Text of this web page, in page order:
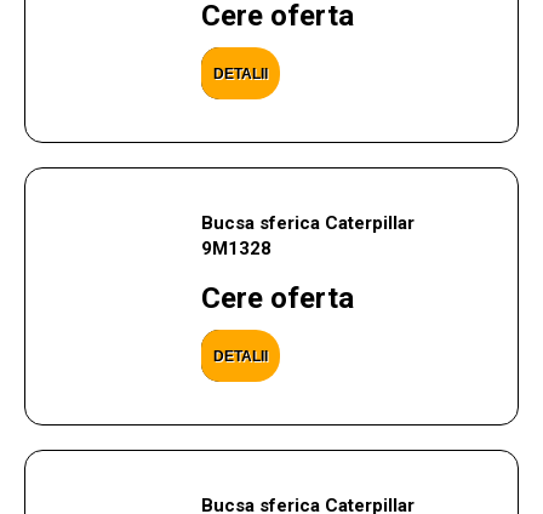
Cere oferta
DETALII
Bucsa sferica Caterpillar
9M1328
Cere oferta
DETALII
Bucsa sferica Caterpillar